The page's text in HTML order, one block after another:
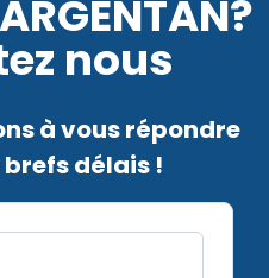
nous
à vous répondre
délais !